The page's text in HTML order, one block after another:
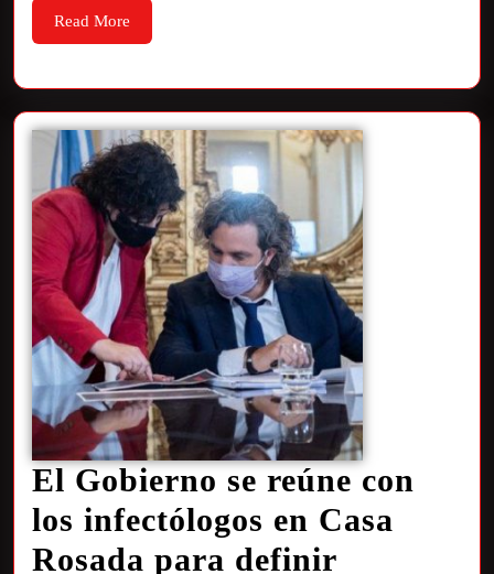
Read More
El Gobierno se reúne con
los infectólogos en Casa
Rosada para definir